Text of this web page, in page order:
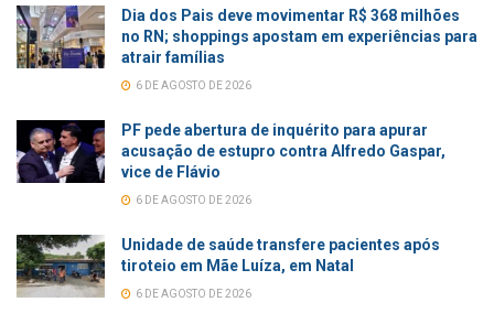
Dia dos Pais deve movimentar R$ 368 milhões
no RN; shoppings apostam em experiências para
atrair famílias
6 DE AGOSTO DE 2026
PF pede abertura de inquérito para apurar
acusação de estupro contra Alfredo Gaspar,
vice de Flávio
6 DE AGOSTO DE 2026
Unidade de saúde transfere pacientes após
tiroteio em Mãe Luíza, em Natal
6 DE AGOSTO DE 2026